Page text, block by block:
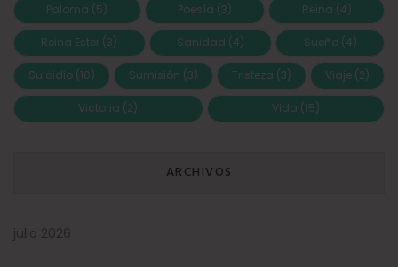
Paloma (5) Poesía (3) Reina (4)
Reina Ester (3) Sanidad (4) Sueño(4)
Suicidio (10) Sumisión (3) Tristeza (3) Viaje (2)
Victoria (2) Vida (15)
ARCHIVOS
julio 2026